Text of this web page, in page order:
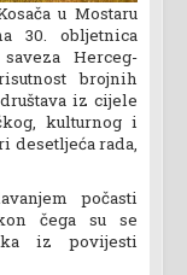
u Mostaru
30. obljetnica
Herceg-
brojnih
iz cijele
kulturnog i
desetljeća rada,
počasti
čega su se
iz povijesti